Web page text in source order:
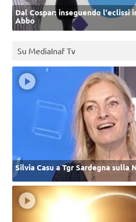
Dal Cospar: inseguendo l'eclissi
Abbo
Su MediaInaf Tv
Silvia Casu a Tgr Sardegna sulla